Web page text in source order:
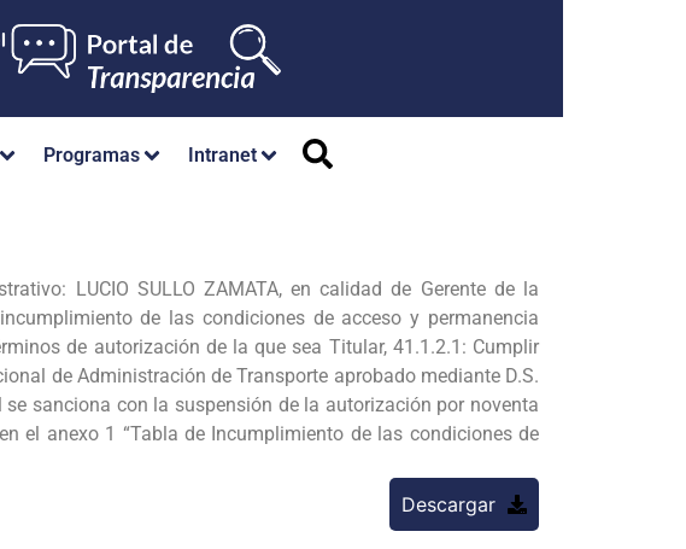
Programas Intranet
LUCIO SULLO ZAMATA, en calidad de Gerente de la
de las condiciones de acceso y permanencia
de autorización de la que sea Titular, 41.1.2.1: Cumplir
de Administración de Transporte aprobado mediante D.S.
sanciona con la suspensión de la autorización por noventa
el anexo 1 “Tabla de Incumplimiento de las condiciones de
Descargar